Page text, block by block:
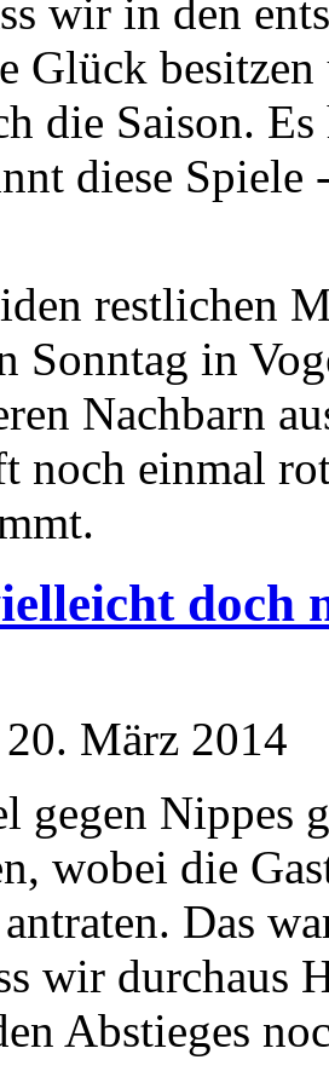
wir in den
Glück
die Saison.
diese
restlichen
Sonntag in
Nachbarn
noch einmal
doch
März 2014
gegen Nippes
wobei die
Das
wir durchaus
Abstieges